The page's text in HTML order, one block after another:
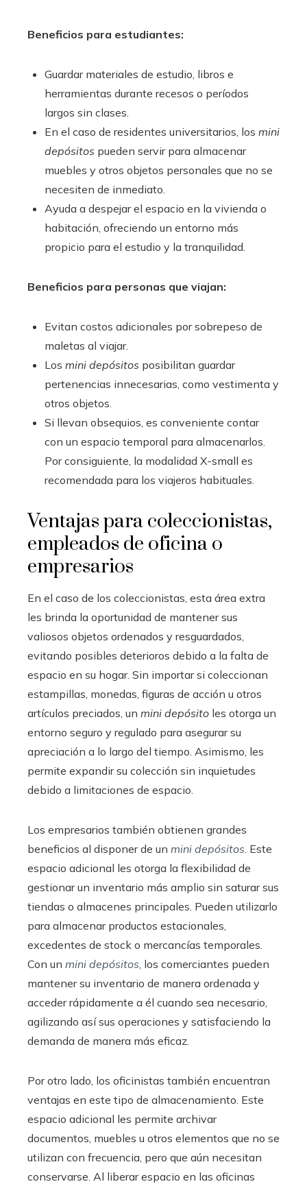
Beneficios para estudiantes:
Guardar materiales de estudio, libros e
herramientas durante recesos o períodos
largos sin clases.
En el caso de residentes universitarios, los mini
depósitos pueden servir para almacenar
muebles y otros objetos personales que no se
necesiten de inmediato.
Ayuda a despejar el espacio en la vivienda o
habitación, ofreciendo un entorno más
propicio para el estudio y la tranquilidad.
Beneficios para personas que viajan:
Evitan costos adicionales por sobrepeso de
maletas al viajar.
Los mini depósitos posibilitan guardar
pertenencias innecesarias, como vestimenta y
otros objetos.
Si llevan obsequios, es conveniente contar
con un espacio temporal para almacenarlos.
Por consiguiente, la modalidad X-small es
recomendada para los viajeros habituales.
Ventajas para coleccionistas,
empleados de oficina o
empresarios
En el caso de los coleccionistas, esta área extra
les brinda la oportunidad de mantener sus
valiosos objetos ordenados y resguardados,
evitando posibles deterioros debido a la falta de
espacio en su hogar. Sin importar si coleccionan
estampillas, monedas, figuras de acción u otros
artículos preciados, un mini depósito les otorga un
entorno seguro y regulado para asegurar su
apreciación a lo largo del tiempo. Asimismo, les
permite expandir su colección sin inquietudes
debido a limitaciones de espacio.
Los empresarios también obtienen grandes
beneficios al disponer de un mini depósitos . Este
espacio adicional les otorga la flexibilidad de
gestionar un inventario más amplio sin saturar sus
tiendas o almacenes principales. Pueden utilizarlo
para almacenar productos estacionales,
excedentes de stock o mercancías temporales.
Con un mini depósitos , los comerciantes pueden
mantener su inventario de manera ordenada y
acceder rápidamente a él cuando sea necesario,
agilizando así sus operaciones y satisfaciendo la
demanda de manera más eficaz.
Por otro lado, los oficinistas también encuentran
ventajas en este tipo de almacenamiento. Este
espacio adicional les permite archivar
documentos, muebles u otros elementos que no se
utilizan con frecuencia, pero que aún necesitan
conservarse. Al liberar espacio en las oficinas